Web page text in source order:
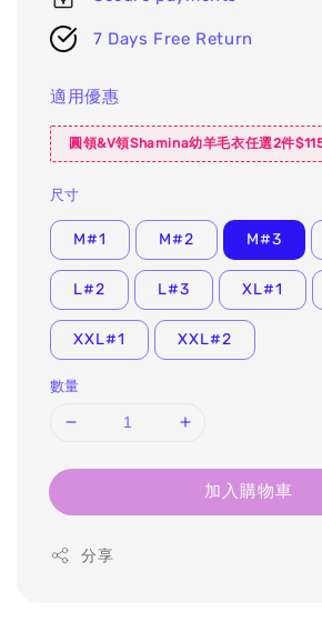
7 Days Free Return
適用優惠
圓領&V領Shamina幼羊毛衣任選2件
尺寸
M#1 M#2 M#3
L#2 L#3 XL#1
XXL#1 XXL#2
數量
加入購物車
分享